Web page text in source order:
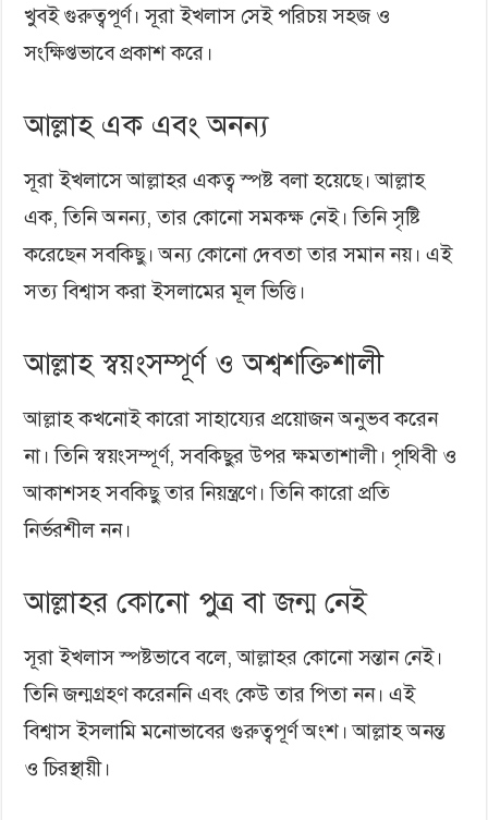
খুবই গুরুত্বপূর্ণ। সূরা ইখলাস সেই পরিচয় সহজ ও
সংক্ষিপ্তভাবে প্রকাশ করে।
আল্লাহ এক এবং অনন্য
সূরা ইখলাসে আল্লাহর একত্ব স্পষ্ট বলা হয়েছে। আল্লাহ
এক, তিনি অনন্য, তার কোনো সমকক্ষ নেই। তিনি সৃষ্টি
করেছেন সবকিছু। অন্য কোনো দেবতা তার সমান নয়। এই
সত্য বিশ্বাস করা ইসলামের মূল ভিত্তি।
আল্লাহ স্বয়ংসম্পূর্ণ ও অশ্বশক্তিশালী
আল্লাহ কখনোই কারো সাহায্যের প্রয়োজন অনুভব করেন
না। তিনি স্বয়ংসম্পূর্ণ, সবকিছুর উপর ক্ষমতাশালী। পৃথিবী ও
আকাশসহ সবকিছু তার নিয়ন্ত্রণে। তিনি কারো প্রতি
নির্ভরশীল নন।
আল্লাহর কোনো পুত্র বা জন্ম নেই
সূরা ইখলাস স্পষ্টভাবে বলে, আল্লাহর কোনো সন্তান নেই।
তিনি জন্মগ্রহণ করেননি এবং কেউ তার পিতা নন। এই
বিশ্বাস ইসলামি মনোভাবের গুরুত্বপূর্ণ অংশ। আল্লাহ অনন্ত
ও চিরস্থায়ী।